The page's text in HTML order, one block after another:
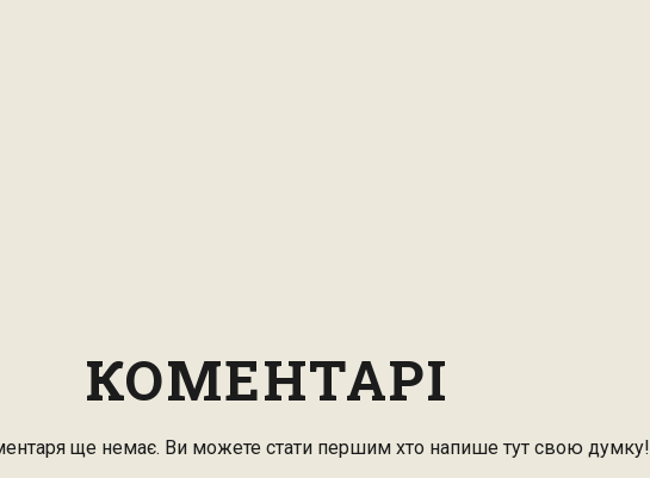
КОМЕНТАРІ
ще немає. Ви можете стати першим хто напише тут свою думку!